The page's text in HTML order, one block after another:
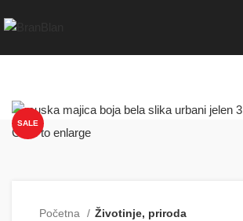
SALE
Click to enlarge
Početna Životinje, priroda
Besplatna dostava za porudžbine preko